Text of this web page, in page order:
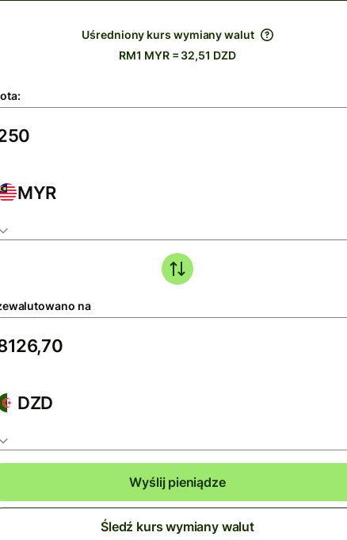
Uśredniony kurs wymiany walut
RM1 MYR = 32,51 DZD
MYR
na
DZD
Wyślij pieniądze
Śledź kurs wymiany walut